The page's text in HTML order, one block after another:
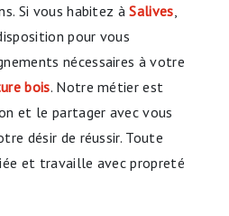
Si vous habitez àSalives
pour vous
nécessaires à votre
bois. Notre métier est
et le partager avec vous
désir de réussir. Toute
et travaille avec propreté